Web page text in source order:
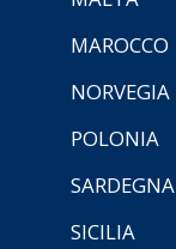
MAROCCO
NORVEGIA
POLONIA
SARDEGNA
SICILIA